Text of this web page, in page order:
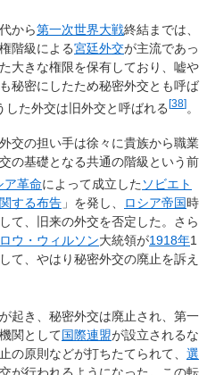
から第一次世界大戦終結までは、
階級による宮廷外交が主流であっ
大きな権限を保有しており、嘘や
秘密にしたため秘密外交とも呼ば
た外交は旧外交と呼ばれる[38]。
交の担い手は徐々に貴族から職業
の基礎となる共通の階級という前
ア革命によって成立した ソビエト
する布告 」を発し、 ロシア帝国時
て、旧来の外交を否定した。さら
ウ・ウィルソン大統領が1918年1
て、やはり秘密外交の廃止を訴え
起き、秘密外交は廃止され、第一
関として国際連盟が設立されるな
の原則などが打ちたてられて、 選